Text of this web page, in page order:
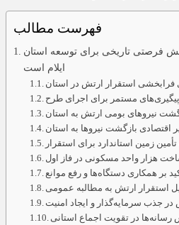
فهرست مطالب
فرصتی تاریخی برای توسعه استان
ایلام است
استقرار ارتش در استان
پیگیری‌های مستمر برای اجرای طرح
نیروهای بومی ارتش به استان
اقتصادی بازگشت نیروها به استان
زمین استاندارد برای استقرار
هزار واحد مسکونی در فاز اول
بر همکاری دستگاه‌ها و رفع موانع
استقرار ارتش به مطالبه عمومی
جذب سرمایه‌گذار و ایجاد امنیت
رسانه‌ها در تقویت اجماع استانی